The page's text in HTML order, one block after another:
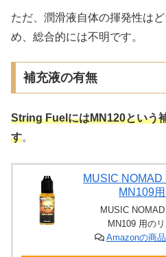
ただ、潤滑液自体の揮発性は
め、総合的には不明です。
補充液の有無
String FuelにはMN120という
す。
MUSIC NOMAD
MN109
MUSIC
MN109 用の
Amazonの商